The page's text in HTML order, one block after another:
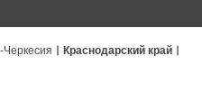
Черкесия
Краснодарский край